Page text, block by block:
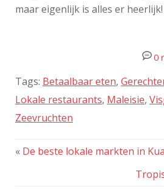
maar eigenlijk is alles er heerlijk!
0
Tags: Betaalbaar eten,
Lokale restaurants, Maleisie,
Zeevruchten
« De beste lokale markten in